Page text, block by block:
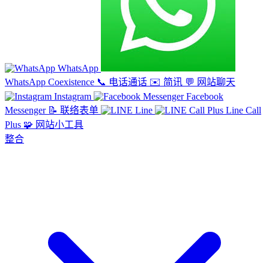
WhatsApp
WhatsApp Coexistence 📞 电话通话 ✉️ 简讯 💬 网站聊天
Instagram
Facebook
Messenger 📝 联络表单 Line
Line Call
Plus 🧩 网站小工具
整合